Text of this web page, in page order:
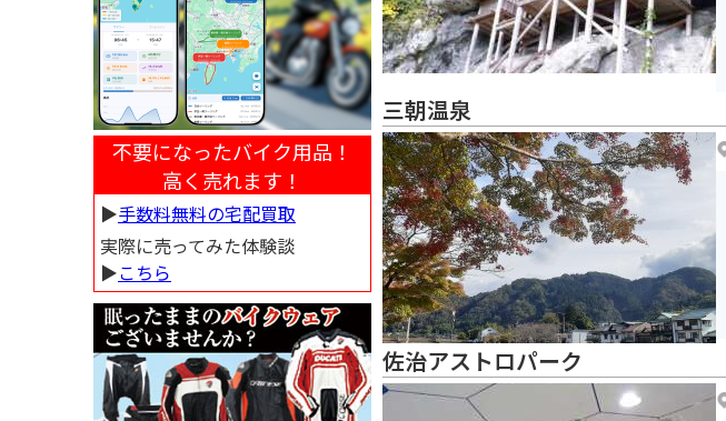
不要になったバイク用品！
高く売れます！
▶︎手数料無料の宅配買取
実際に売ってみた体験談
▶︎こちら
三朝温泉
佐治アストロパーク